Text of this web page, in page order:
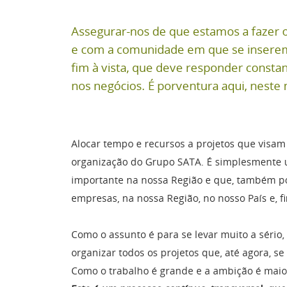
Assegurar-nos de que estamos a
e com a comunidade em que se
fim à vista, que deve responder
nos negócios. É porventura aqui,
Alocar tempo e recursos a projetos que
organização do Grupo SATA. É
importante na nossa Região e que, também
empresas, na nossa Região, no nosso País
Como o assunto é para se levar muito a
organizar todos os projetos que, até agora,
Como o trabalho é grande e a ambição